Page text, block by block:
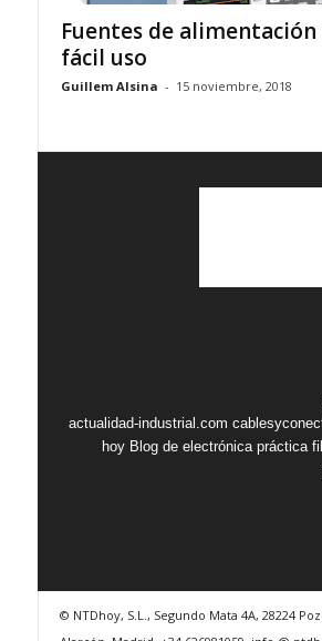
Fuentes de alimentación
fácil uso
Guillem Alsina - 15 noviembre, 2018
actualidad-industrial.com
hoy Blog de electrónica práctica
© NTDhoy, S.L., Segundo Mata 4A, 28224